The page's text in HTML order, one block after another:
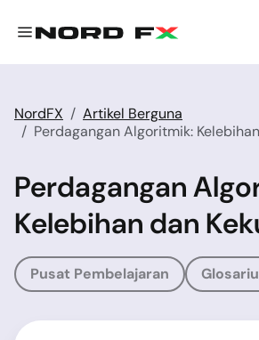
NordFX
Artikel Berguna
Perdagangan Algoritmik:
Perdagangan
Kelebihan dan
Pusat Pembelajaran